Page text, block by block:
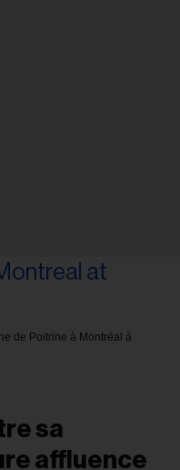
de Poitrine à Montréal à
sa
affluence